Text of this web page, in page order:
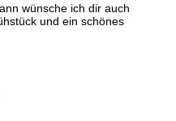
wünsche ich dir auch
und ein schönes